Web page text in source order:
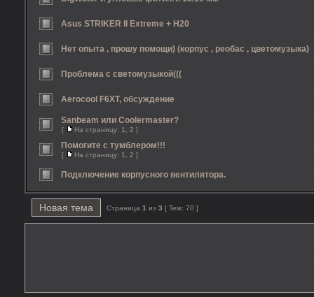
Asus STRIKER II Extreme + H20
Нет опыта , прошу помощи) (корпус , реобас , цветомузыка)
Проблема с светомузыкой(((
Aerocool F6XT, обсуждение
Sanbeam или Coolermaster?
[ На страницу: 1 2 ]
Помогите с тумблером!!!
[ На страницу: 1 2 ]
Подключение корпусного вентилятора.
Новая тема Страница 1 из 3 [ Тем: 70 ]